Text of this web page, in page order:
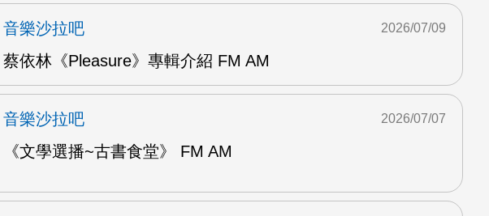
音樂沙拉吧
蔡依林《Pleasure》專輯介紹 FM AM
2026/07/09
音樂沙拉吧
《文學選播~古書食堂》 FM AM
2026/07/07